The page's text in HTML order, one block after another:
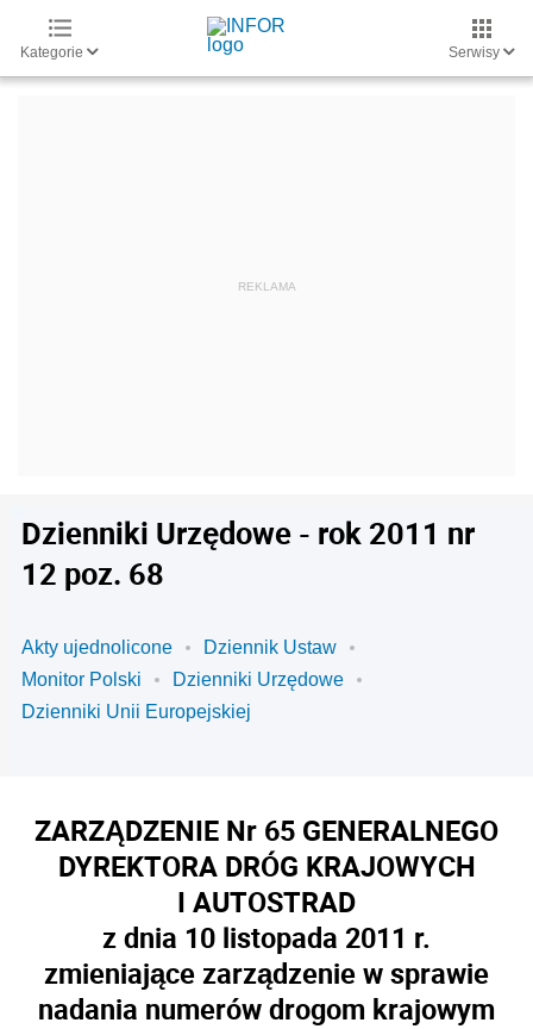
Kategorie Serwisy
Dzienniki Urzędowe - rok 2011 nr
12 poz. 68
Akty ujednolicone
Dziennik Ustaw
Monitor Polski
Dzienniki Urzędowe
Dzienniki Unii Europejskiej
ZARZĄDZENIE Nr 65 GENERALNEGO
DYREKTORA DRÓG KRAJOWYCH
I AUTOSTRAD
z dnia 10 listopada 2011 r.
zmieniające zarządzenie w sprawie
nadania numerów drogom krajowym